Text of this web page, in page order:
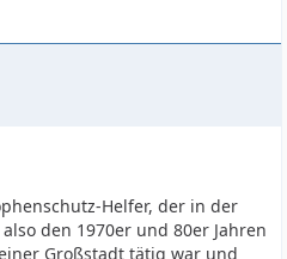
Helfer, der in der
den 1970er und 80er Jahren
Großstadt tätig war und